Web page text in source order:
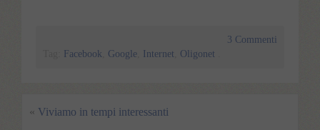
3 Commenti
Facebook Google Internet Oligonet
« Viviamo in tempi interessanti